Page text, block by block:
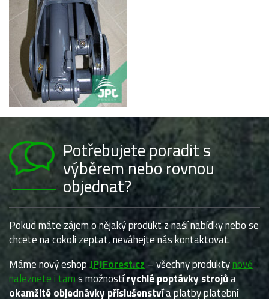
Potřebujete poradit s
výběrem nebo rovnou
objednat?
Pokud máte zájem o nějaký produkt z naší nabídky nebo se
chcete na cokoli zeptat, neváhejte nás kontaktovat.
Máme nový eshopJPJForest.cz – všechny produktynově
naleznete i tams možnostírychlé poptávky strojůa
okamžité objednávky příslušenstvía platby platební